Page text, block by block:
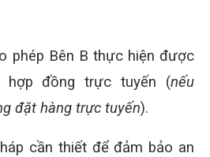
phép Bên B thực hiện được
hợp đồng trực tuyến (nếu
đặt hàng trực tuyến).
cần thiết để đảm bảo an